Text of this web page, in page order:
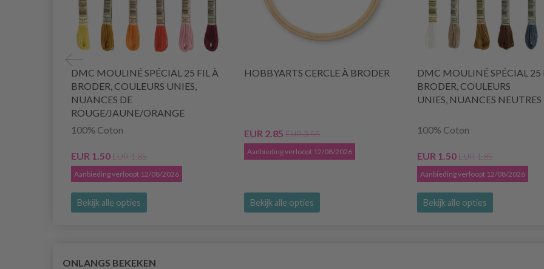
DMC MOULINÉ SPÉCIAL 25 FIL À
BRODER, COULEURS UNIES,
NUANCES DE
ROUGE/JAUNE/ORANGE
100% Coton
EUR 1.50EUR 1.85
Aanbieding verloopt 12/08/2026
Bekijk alle opties
HOBBYARTS CERCLE À BRODER
EUR 2.85 EUR 3.55
Aanbieding verloopt 12/08/2026
Bekijk alle opties
DMC MOULINÉ SPÉCIAL 25
BRODER, COULEURS
UNIES, NUANCES NEUTRES
100% Coton
EUR 1.50EUR 1.85
Aanbieding verloopt 12/08/2026
Bekijk alle opties
ONLANGS BEKEKEN